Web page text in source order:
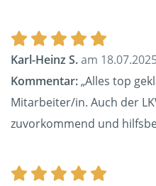
Karl-Heinz S.am
Kommentar:„Alles top
Mitarbeiter/in. Auch der
zuvorkommend und